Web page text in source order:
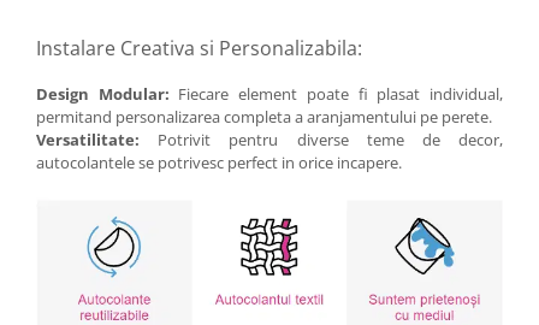
Instalare Creativa si Personalizabila:
Design Modular: Fiecare element poate fi plasat individual,
permitand personalizarea completa a aranjamentului pe perete.
Versatilitate: Potrivit pentru diverse teme de decor,
autocolantele se potrivesc perfect in orice incapere.